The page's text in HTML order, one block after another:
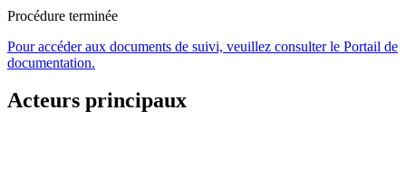
Procédure terminée
Pour accéder aux documents de suivi, veuillez consulter le Portail de
documentation.
Acteurs principaux